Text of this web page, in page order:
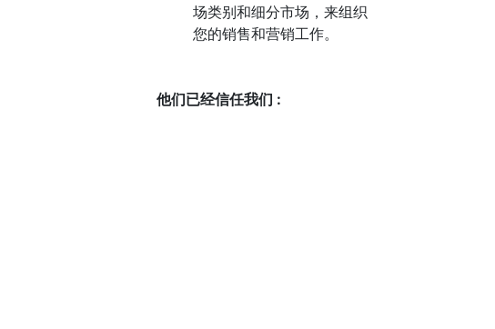
场类别和细分市场，来组织
您的销售和营销工作。
他们已经信任我们 :